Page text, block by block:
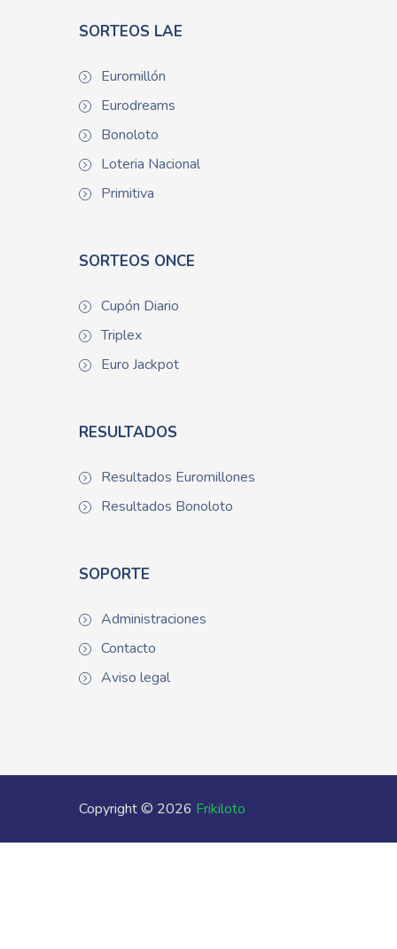
SORTEOS LAE
Euromillón
Eurodreams
Bonoloto
Loteria Nacional
Primitiva
SORTEOS ONCE
Cupón Diario
Triplex
Euro Jackpot
RESULTADOS
Resultados Euromillones
Resultados Bonoloto
SOPORTE
Administraciones
Contacto
Aviso legal
Copyright © 2026 Frikiloto